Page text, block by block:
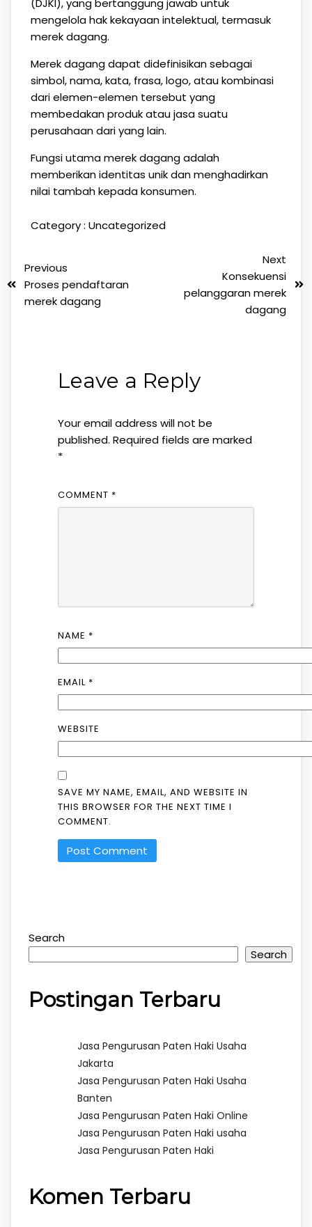
(DJKI), yang bertanggung jawab untuk
mengelola hak kekayaan intelektual, termasuk
merek dagang.
Merek dagang dapat didefinisikan sebagai
simbol, nama, kata, frasa, logo, atau kombinasi
dari elemen-elemen tersebut yang
membedakan produk atau jasa suatu
perusahaan dari yang lain.
Fungsi utama merek dagang adalah
memberikan identitas unik dan menghadirkan
nilai tambah kepada konsumen.
Category : Uncategorized
Previous
Proses pendaftaran
merek dagang
Next
Konsekuensi
pelanggaran merek
dagang
Leave a Reply
Your email address will not be
published. Required fields are marked
*
COMMENT *
NAME *
EMAIL *
WEBSITE
SAVE MY NAME, EMAIL, AND WEBSITE IN
THIS BROWSER FOR THE NEXT TIME I
COMMENT.
Search
Search
Postingan Terbaru
Jasa Pengurusan Paten Haki Usaha
Jakarta
Jasa Pengurusan Paten Haki Usaha
Banten
Jasa Pengurusan Paten Haki Online
Jasa Pengurusan Paten Haki usaha
Jasa Pengurusan Paten Haki
Komen Terbaru